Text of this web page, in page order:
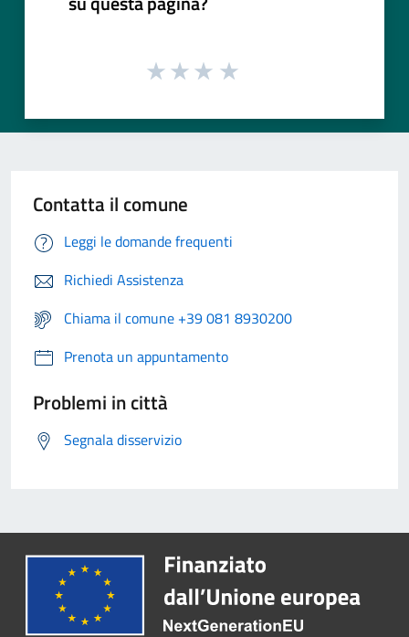
Contatta il comune
Leggi le domande frequenti
Richiedi Assistenza
Chiama il comune +39 081 8930200
Prenota un appuntamento
Problemi in città
Segnala disservizio